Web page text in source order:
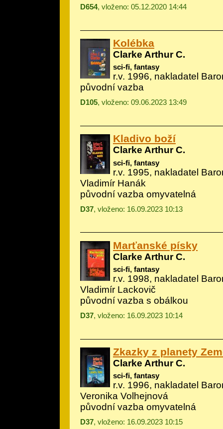
D654, vloženo: 05.12.2020 14:44
Kolébka
Clarke Arthur C.
sci-fi, fantasy
r.v. 1996, nakladatel
původní vazba
D105, vloženo: 09.06.2023 13:49
Kladivo boží
Clarke Arthur C.
sci-fi, fantasy
r.v. 1995, nakladatel
Vladimír Hanák
původní vazba omyvatelná
D37, vloženo: 16.09.2023 10:13
Marťanské písky
Clarke Arthur C.
sci-fi, fantasy
r.v. 1998, nakladatel
Vladimír Lackovič
původní vazba s obálkou
D37, vloženo: 16.09.2023 10:14
Zkazky z planety
Clarke Arthur C.
sci-fi, fantasy
r.v. 1996, nakladatel
Veronika Volhejnová
původní vazba omyvatelná
D37, vloženo: 16.09.2023 10:15